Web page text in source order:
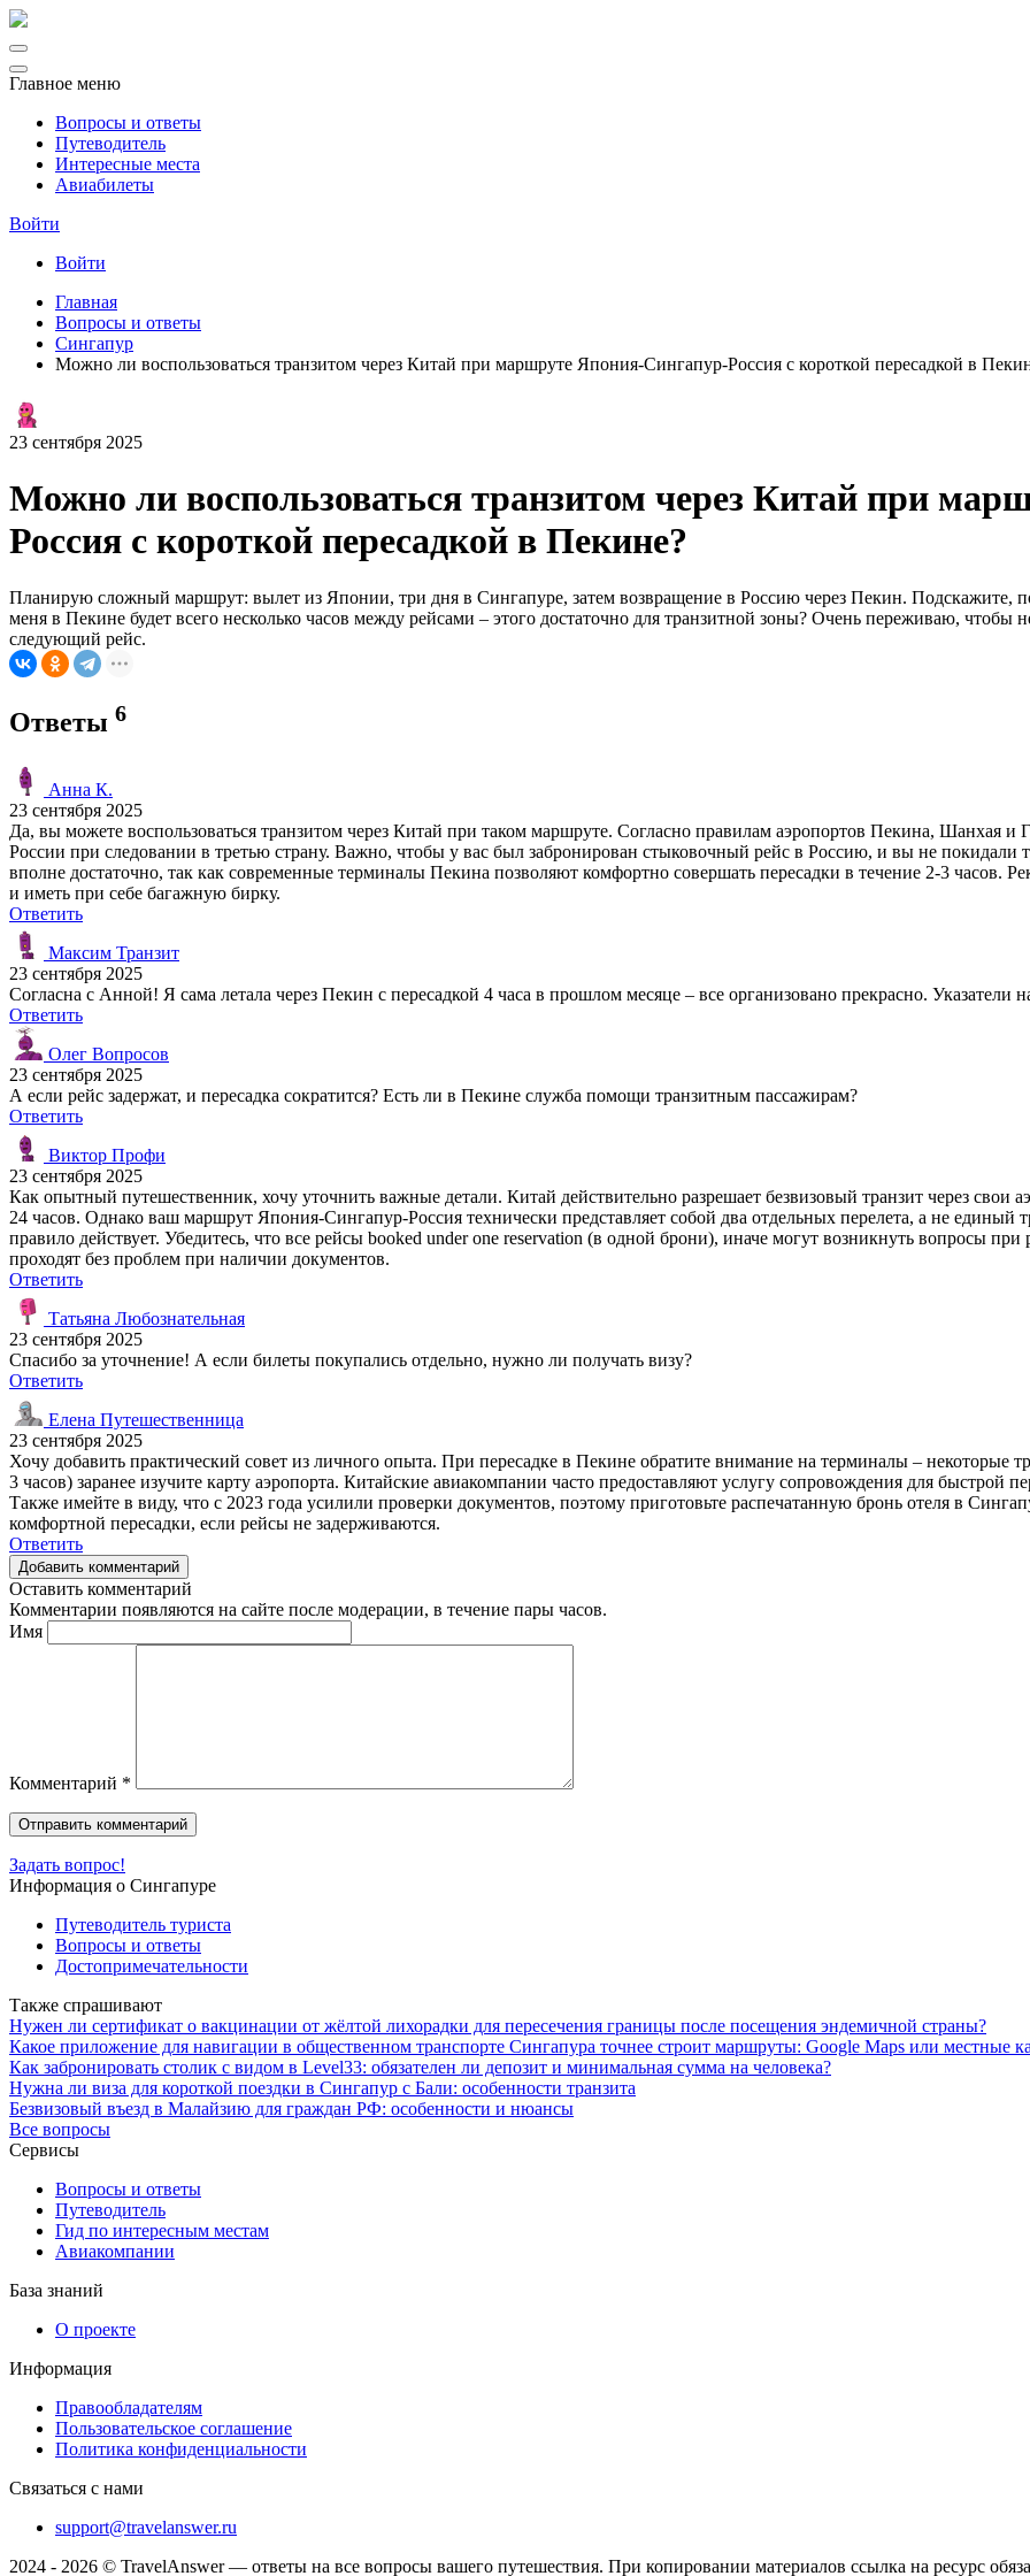
Главное меню
Вопросы и ответы
Путеводитель
Интересные места
Авиабилеты
Войти
Войти
Главная
Вопросы и ответы
Сингапур
Можно ли воспользоваться транзитом через Китай при маршруте Япония-Сингапур-Россия с короткой пересадкой в
23 сентября 2025
Можно ли воспользоваться транзитом через Китай при
Россия с короткой пересадкой в Пекине?
Планирую сложный маршрут: вылет из Японии, три дня в Сингапуре, затем возвращение в Россию через Пекин. Подскажите,
меня в Пекине будет всего несколько часов между рейсами – этого достаточно для транзитной зоны? Очень переживаю, чтобы
следующий рейс.
Ответы 6
Анна К.
23 сентября 2025
Да, вы можете воспользоваться транзитом через Китай при таком маршруте. Согласно правилам аэропортов Пекина, Шанхая и
России при следовании в третью страну. Важно, чтобы у вас был забронирован стыковочный рейс в Россию, и вы не покидали
вполне достаточно, так как современные терминалы Пекина позволяют комфортно совершать пересадки в течение 2-3 часов.
и иметь при себе багажную бирку.
Ответить
Максим Транзит
23 сентября 2025
Согласна с Анной! Я сама летала через Пекин с пересадкой 4 часа в прошлом месяце – все организовано прекрасно. Указатели
Ответить
Олег Вопросов
23 сентября 2025
А если рейс задержат, и пересадка сократится? Есть ли в Пекине служба помощи транзитным пассажирам?
Ответить
Виктор Профи
23 сентября 2025
Как опытный путешественник, хочу уточнить важные детали. Китай действительно разрешает безвизовый транзит через
24 часов. Однако ваш маршрут Япония-Сингапур-Россия технически представляет собой два отдельных перелета, а не
правило действует. Убедитесь, что все рейсы booked under one reservation (в одной брони), иначе могут возникнуть вопросы при
проходят без проблем при наличии документов.
Ответить
Татьяна Любознательная
23 сентября 2025
Спасибо за уточнение! А если билеты покупались отдельно, нужно ли получать визу?
Ответить
Елена Путешественница
23 сентября 2025
Хочу добавить практический совет из личного опыта. При пересадке в Пекине обратите внимание на терминалы – некоторые
3 часов) заранее изучите карту аэропорта. Китайские авиакомпании часто предоставляют услугу сопровождения для быстрой
Также имейте в виду, что с 2023 года усилили проверки документов, поэтому приготовьте распечатанную бронь отеля в
комфортной пересадки, если рейсы не задерживаются.
Ответить
Добавить комментарий
Оставить комментарий
Комментарии появляются на сайте после модерации, в течение пары часов.
Имя
Комментарий *
Задать вопрос!
Информация о Сингапуре
Путеводитель туриста
Вопросы и ответы
Достопримечательности
Также спрашивают
Нужен ли сертификат о вакцинации от жёлтой лихорадки для пересечения границы после посещения эндемичной страны?
Какое приложение для навигации в общественном транспорте Сингапура точнее строит маршруты: Google Maps или местные
Как забронировать столик с видом в Level33: обязателен ли депозит и минимальная сумма на человека?
Нужна ли виза для короткой поездки в Сингапур с Бали: особенности транзита
Безвизовый въезд в Малайзию для граждан РФ: особенности и нюансы
Все вопросы
Сервисы
Вопросы и ответы
Путеводитель
Гид по интересным местам
Авиакомпании
База знаний
О проекте
Информация
Правообладателям
Пользовательское соглашение
Политика конфиденциальности
Связаться с нами
support@travelanswer.ru
2024 - 2026 © TravelAnswer — ответы на все вопросы вашего путешествия. При копировании материалов ссылка на ресурс